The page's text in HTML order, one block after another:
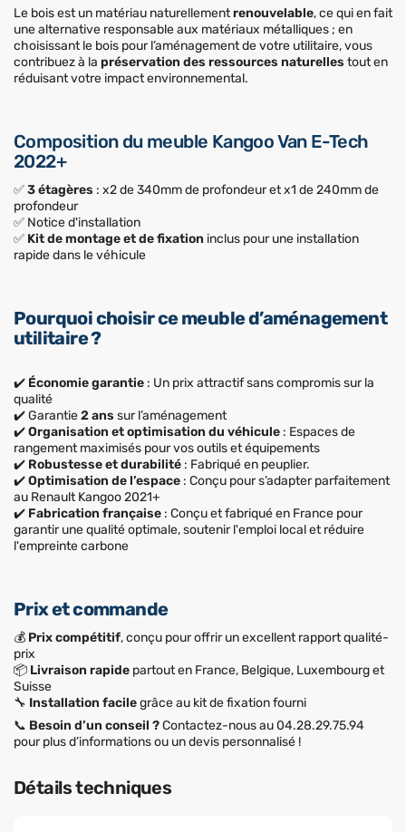
Le bois est un matériau naturellementrenouvelable, ce qui en fait
une alternative responsable aux matériaux métalliques ; en
choisissant le bois pour l’aménagement de votre utilitaire, vous
contribuez à la préservation des ressources naturelles tout en
réduisant votre impact environnemental.
Composition du meuble Kangoo Van E-Tech
2022+
✅3 étagères : x2 de 340mm de profondeur et x1 de 240mm de
profondeur
✅ Notice d'installation
✅ Kit de montage et de fixation inclus pour une installation
rapide dans le véhicule
Pourquoi choisir ce meuble d’aménagement
utilitaire ?
✔️ Économie garantie : Un prix attractif sans compromis sur la
qualité
✔️ Garantie2 ans sur l’aménagement
✔️Organisation et optimisation du véhicule : Espaces de
rangement maximisés pour vos outils et équipements
✔️ Robustesse et durabilité : Fabriqué en peuplier.
✔️Optimisation de l’espace : Conçu pour s’adapter parfaitement
au Renault Kangoo 2021+
✔️ Fabrication française : Conçu et fabriqué en France pour
garantir une qualité optimale, soutenir l'emploi local et réduire
l'empreinte carbone
Prix et commande
💰 Prix compétitif, conçu pour offrir un excellent rapport qualité-
prix
📦 Livraison rapide partout en France, Belgique, Luxembourg et
Suisse
🔧 Installation facilegrâce au kit de fixation fourni
📞 Besoin d’un conseil ?Contactez-nous au 04.28.29.75.94
pour plus d’informations ou un devis personnalisé !
Détails techniques